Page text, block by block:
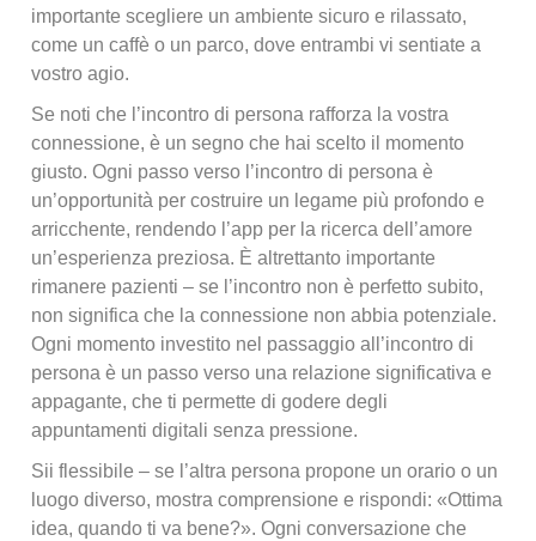
importante scegliere un ambiente sicuro e rilassato,
come un caffè o un parco, dove entrambi vi sentiate a
vostro agio.
Se noti che l’incontro di persona rafforza la vostra
connessione, è un segno che hai scelto il momento
giusto. Ogni passo verso l’incontro di persona è
un’opportunità per costruire un legame più profondo e
arricchente, rendendo l’app per la ricerca dell’amore
un’esperienza preziosa. È altrettanto importante
rimanere pazienti – se l’incontro non è perfetto subito,
non significa che la connessione non abbia potenziale.
Ogni momento investito nel passaggio all’incontro di
persona è un passo verso una relazione significativa e
appagante, che ti permette di godere degli
appuntamenti digitali senza pressione.
Sii flessibile – se l’altra persona propone un orario o un
luogo diverso, mostra comprensione e rispondi: «Ottima
idea, quando ti va bene?». Ogni conversazione che